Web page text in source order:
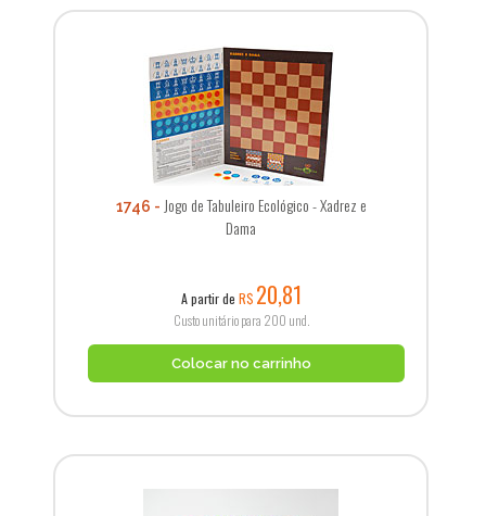
1746
Jogo de Tabuleiro Ecológico - Xadrez e
Dama
A partir de R$ 20,81
Custo unitário para 200 und.
Colocar no carrinho